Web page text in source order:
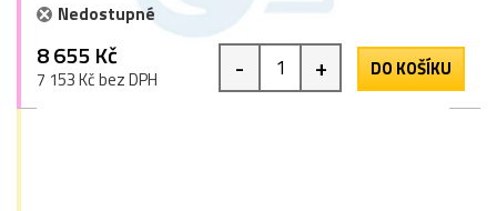
Nedostupné
8 655 Kč
7 153 Kč bez DPH - + DO KOŠÍKU